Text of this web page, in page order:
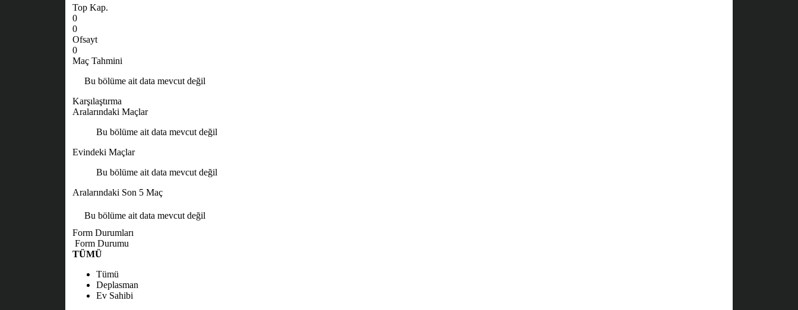
Top Kap.
0
0
Ofsayt
0
Maç Tahmini
Bu bölüme ait data mevcut değil
Karşılaştırma
Aralarındaki Maçlar
Bu bölüme ait data mevcut değil
Evindeki Maçlar
Bu bölüme ait data mevcut değil
Aralarındaki Son 5 Maç
Bu bölüme ait data mevcut değil
Form Durumları
Form Durumu
TÜMÜ
Tümü
Deplasman
Ev Sahibi